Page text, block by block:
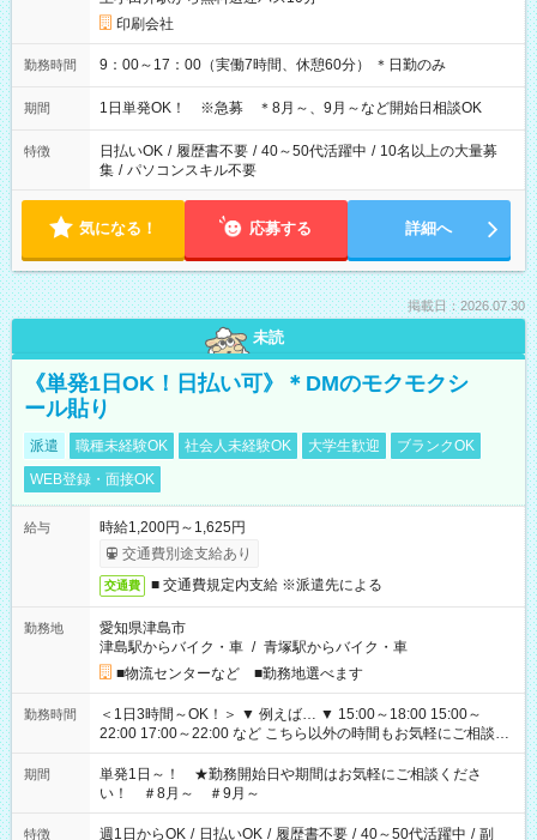
印刷会社
勤務時間 9：00～17：00（実働7時間、休憩60分） ＊日勤のみ
期間 1日単発OK！ ※急募 ＊8月～、9月～など開始日相談OK
特徴 日払いOK / 履歴書不要 / 40～50代活躍中 / 10名以上の大量募
集 / パソコンスキル不要
気になる！ 応募する 詳細へ
掲載日：2026.07.30
未読
《単発1日OK！日払い可》＊DMのモクモクシ
ール貼り
派遣 職種未経験OK 社会人未経験OK 大学生歓迎
ブランクOK
WEB登録・面接OK
給与
時給1,200円～1,625円
交通費別途支給あり
交通費 ■ 交通費規定内支給 ※派遣先による
勤務地
愛知県津島市
津島駅からバイク・車 / 青塚駅からバイク・車
■物流センターなど ■勤務地選べます
勤務時間
＜1日3時間～OK！＞ ▼ 例えば… ▼ 15:00～18:00 15:00～
22:00 17:00～22:00 など こちら以外の時間もお気軽にご相談く
ださい！
期間
単発1日～！ ★勤務開始日や期間はお気軽にご相談くださ
い！ ＃8月～ ＃9月～
特徴 週1日からOK / 日払いOK / 履歴書不要 / 40～50代活躍中 / 副